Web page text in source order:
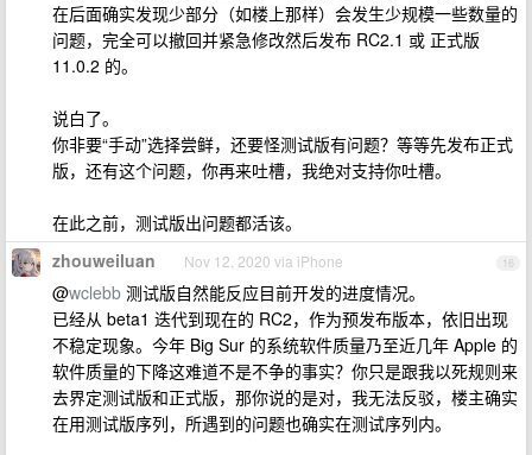
在后面确实发现少部分（如楼上那样）会发生少规模一些数量的
问题，完全可以撤回并紧急修改然后发布 RC2.1 或 正式版
11.0.2 的。
说白了。
你非要“手动”选择尝鲜，还要怪测试版有问题？等等先发布正式
版，还有这个问题，你再来吐槽，我绝对支持你吐槽。
在此之前，测试版出问题都活该。
16
zhouweiluan Nov 12, 2020 via iPhone
@wclebb 测试版自然能反应目前开发的进度情况。
已经从 beta1 迭代到现在的 RC2，作为预发布版本，依旧出现
不稳定现象。今年 Big Sur 的系统软件质量乃至近几年 Apple 的
软件质量的下降这难道不是不争的事实？你只是跟我以死规则来
去界定测试版和正式版，那你说的是对，我无法反驳，楼主确实
在用测试版序列，所遇到的问题也确实在测试序列内。